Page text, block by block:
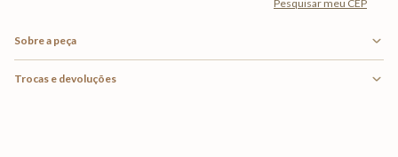
Sobre a peça
Trocas e devoluções